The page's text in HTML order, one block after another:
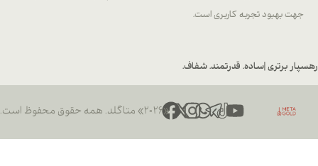
بهبود تجربه کاربری است.
برتری |ساده. قدرتمند. شفاف.
«۲۰۲۶» متاگلد. همه حقوق محفوظ است.